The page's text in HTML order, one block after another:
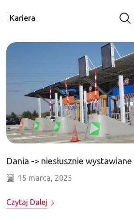
Kariera
Dania -> niesłusznie
15 marca, 2025
Czytaj Dalej